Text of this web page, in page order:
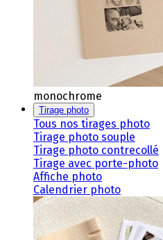
monochrome
Tirage photo
Tous nos tirages photo
Tirage photo souple
Tirage photo contrecollé
Tirage avec porte-photo
Affiche photo
Calendrier photo